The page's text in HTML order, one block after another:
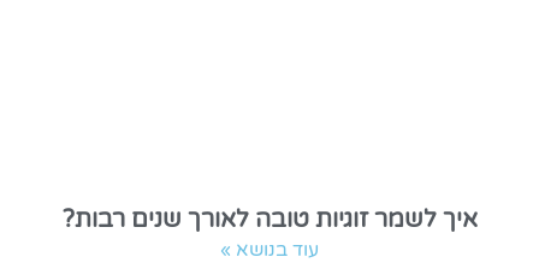
איך לשמר זוגיות טובה לאורך שנים רבות?
עוד בנושא »